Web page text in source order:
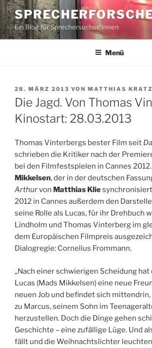
Zum
Inhalt
springenEin Blog für Sprechersucher*innen
Menü
VERÖFFENTLICHT
AM
28. MÄRZ 2013 VON MATTHIAS
Die Jagd. Von Thomas
Kinostart: 28.03.2013
Thomas Vinterbergs bester Film seit
schrieben die Kritiker nach der
bei den Filmfestspielen in Cannes 2012.
Mikkelsen, der in der deutschen
Arthurvon Matthias Klie
2012 in Cannes außerdem den
seine Rolle als Lucas, für ihr Drehbuch
Lindholm und Thomas Vinterberg im
dem Europäischen Filmpreis
Dialogregie: Cornelius Frommann.
„Nach einer schwierigen Scheidung
Lucas (Mads Mikkelsen) eine neue
neuen Job und befindet sich
zu Marcus, seinem Sohn im
herzustellen. Doch die Dinge gehen
Geschichte – eine zufällige Lüge. Und
fällt und die Weihnachtslichter